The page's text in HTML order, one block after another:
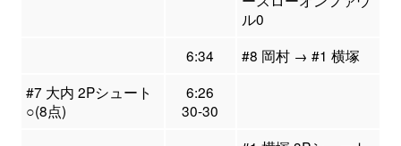
ル0
6:34
#8 岡村 → #1 横塚
#7 大内 2Pシュート
○(8点)
6:26
30-30